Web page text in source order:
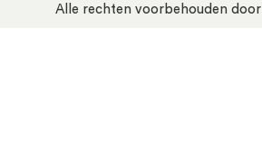
Alle rechten voorbehouden door